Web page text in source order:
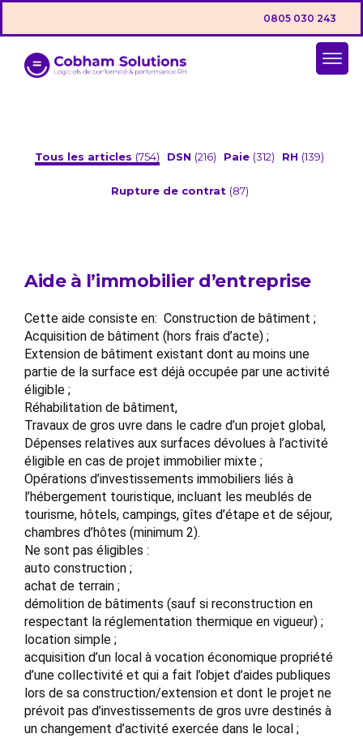
0805 030 243
Tous les articles (754) DSN (216) Paie (312) RH (139)
Rupture de contrat (87)
Aide à l’immobilier d’entreprise
Cette aide consiste en: Construction de bâtiment ;
Acquisition de bâtiment (hors frais d’acte) ;
Extension de bâtiment existant dont au moins une
partie de la surface est déjà occupée par une activité
éligible ;
Réhabilitation de bâtiment,
Travaux de gros uvre dans le cadre d’un projet global,
Dépenses relatives aux surfaces dévolues à l’activité
éligible en cas de projet immobilier mixte ;
Opérations d’investissements immobiliers liés à
l’hébergement touristique, incluant les meublés de
tourisme, hôtels, campings, gîtes d’étape et de séjour,
chambres d’hôtes (minimum 2).
Ne sont pas éligibles :
auto construction ;
achat de terrain ;
démolition de bâtiments (sauf si reconstruction en
respectant la réglementation thermique en vigueur) ;
location simple ;
acquisition d’un local à vocation économique propriété
d’une collectivité et qui a fait l’objet d’aides publiques
lors de sa construction/extension et dont le projet ne
prévoit pas d’investissements de gros uvre destinés à
un changement d’activité exercée dans le local ;